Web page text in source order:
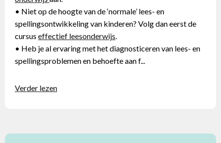
• Niet op de hoogte van de ‘normale’ lees- en
spellingsontwikkeling van kinderen? Volg dan eerst de
cursus effectief leesonderwijs
• Heb je al ervaring met het diagnosticeren van lees- en
spellingsproblemen en behoefte aan f...
Verder lezen